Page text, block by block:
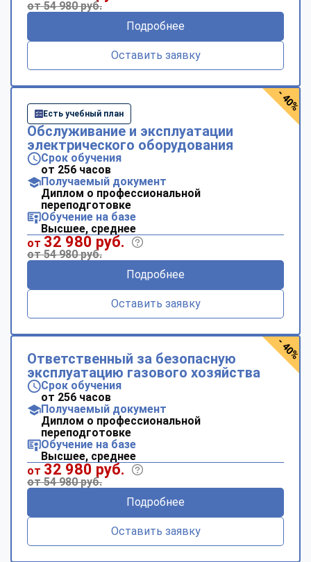
от 54 980 руб.
Подробнее
Оставить заявку
Есть учебный план
Обслуживание и эксплуатации
электрического оборудования
Срок обучения
от 256 часов
Получаемый документ
Диплом о профессиональной
переподготовке
Обучение на базе
Высшее, среднее
от 32 980 руб.
от 54 980 руб.
Подробнее
Оставить заявку
- 40%
Ответственный за безопасную
эксплуатацию газового хозяйства
Срок обучения
от 256 часов
Получаемый документ
Диплом о профессиональной
переподготовке
Обучение на базе
Высшее, среднее
от 32 980 руб.
от 54 980 руб.
Подробнее
Оставить заявку
- 40%